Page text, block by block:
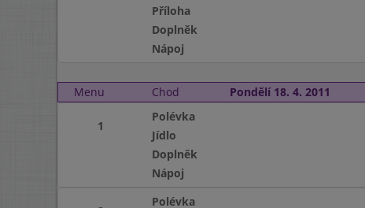
Příloha
Doplněk
Nápoj
Menu
Chod Pondělí 18. 4. 2011
1
Polévka
Jídlo
Doplněk
Nápoj
Polévka